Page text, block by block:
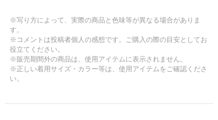
※写り方によって、実際の商品と色味等が異なる場合がありま
す。
※コメントは投稿者個人の感想です。ご購入の際の目安としてお
役立てください。
※販売期間外の商品は、使用アイテムに表示されません。
※正しい着用サイズ・カラー等は、使用アイテムをご確認くださ
い。